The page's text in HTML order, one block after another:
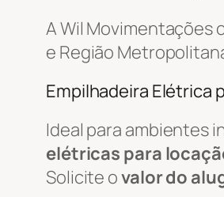
A Wil Movimentações
e Região
Empilhadeira Elétrica
Ideal para ambientes
elétricas para
Solicite ovalor do